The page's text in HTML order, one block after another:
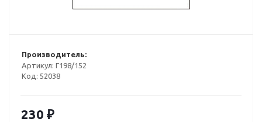
Производитель:
Артикул: Г198/152
Код: 52038
230 ₽